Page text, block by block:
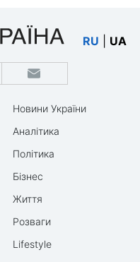
RU UA
Новини України
Аналітика
Політика
Бізнес
Життя
Розваги
Lifestyle